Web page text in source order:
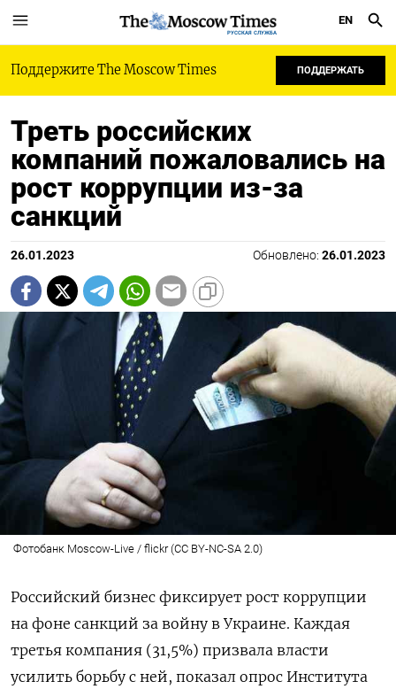
РУССКАЯ СЛУЖБА
EN
Поддержите The Moscow Times ПОДДЕРЖАТЬ
Треть российских
компаний пожаловались на
рост коррупции из-за
санкций
26.01.2023 Обновлено: 26.01.2023
Фотобанк Moscow-Live / flickr (CC BY-NC-SA 2.0)
Российский бизнес фиксирует рост коррупции
на фоне санкций за войну в Украине. Каждая
третья компания (31,5%) призвала власти
усилить борьбу с ней, показал опрос Института